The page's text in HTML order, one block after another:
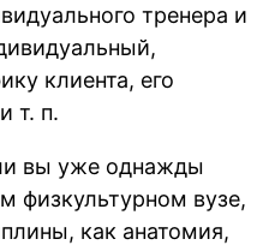
тренера и
клиента, его
т. п.
вы уже однажды
физкультурном вузе,
как анатомия,